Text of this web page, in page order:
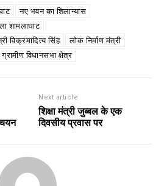
नए भवन का शिलान्यास
शामलाघाट
विक्रमादित्य सिंह
लोक निर्माण मंत्री
विधानसभा क्षेत्र
Next article
शिक्षा मंत्री जुब्बल के एक
दिवसीय प्रवास पर